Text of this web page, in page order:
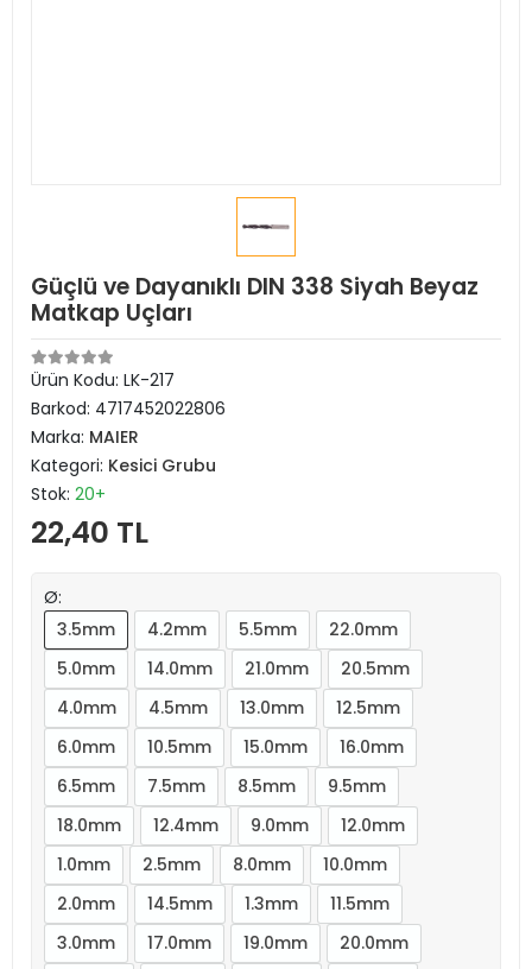
Güçlü ve Dayanıklı DIN 338 Siyah Beyaz
Matkap Uçları
Ürün Kodu: LK-217
Barkod: 4717452022806
Marka: MAIER
Kategori: Kesici Grubu
Stok: 20+
22,40 TL
Ø:
3.5mm
4.2mm 5.5mm
22.0mm
5.0mm
14.0mm 21.0mm
20.5mm
4.0mm
4.5mm 13.0mm
12.5mm
6.0mm
10.5mm 15.0mm
16.0mm
6.5mm
7.5mm 8.5mm
9.5mm
18.0mm
12.4mm 9.0mm
12.0mm
1.0mm
2.5mm 8.0mm
10.0mm
2.0mm
14.5mm 1.3mm
11.5mm
3.0mm
17.0mm 19.0mm
20.0mm